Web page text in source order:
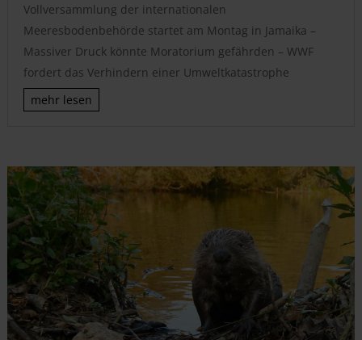
Vollversammlung der internationalen
Meeresbodenbehörde startet am Montag in Jamaika –
Massiver Druck könnte Moratorium gefährden – WWF
fordert das Verhindern einer Umweltkatastrophe
mehr lesen